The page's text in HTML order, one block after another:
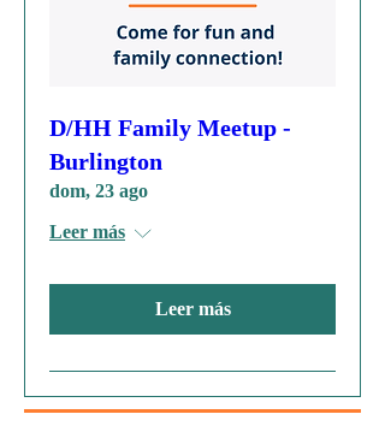
D/HH Family Meetup -
Burlington
dom, 23 ago
Leer más
Leer más